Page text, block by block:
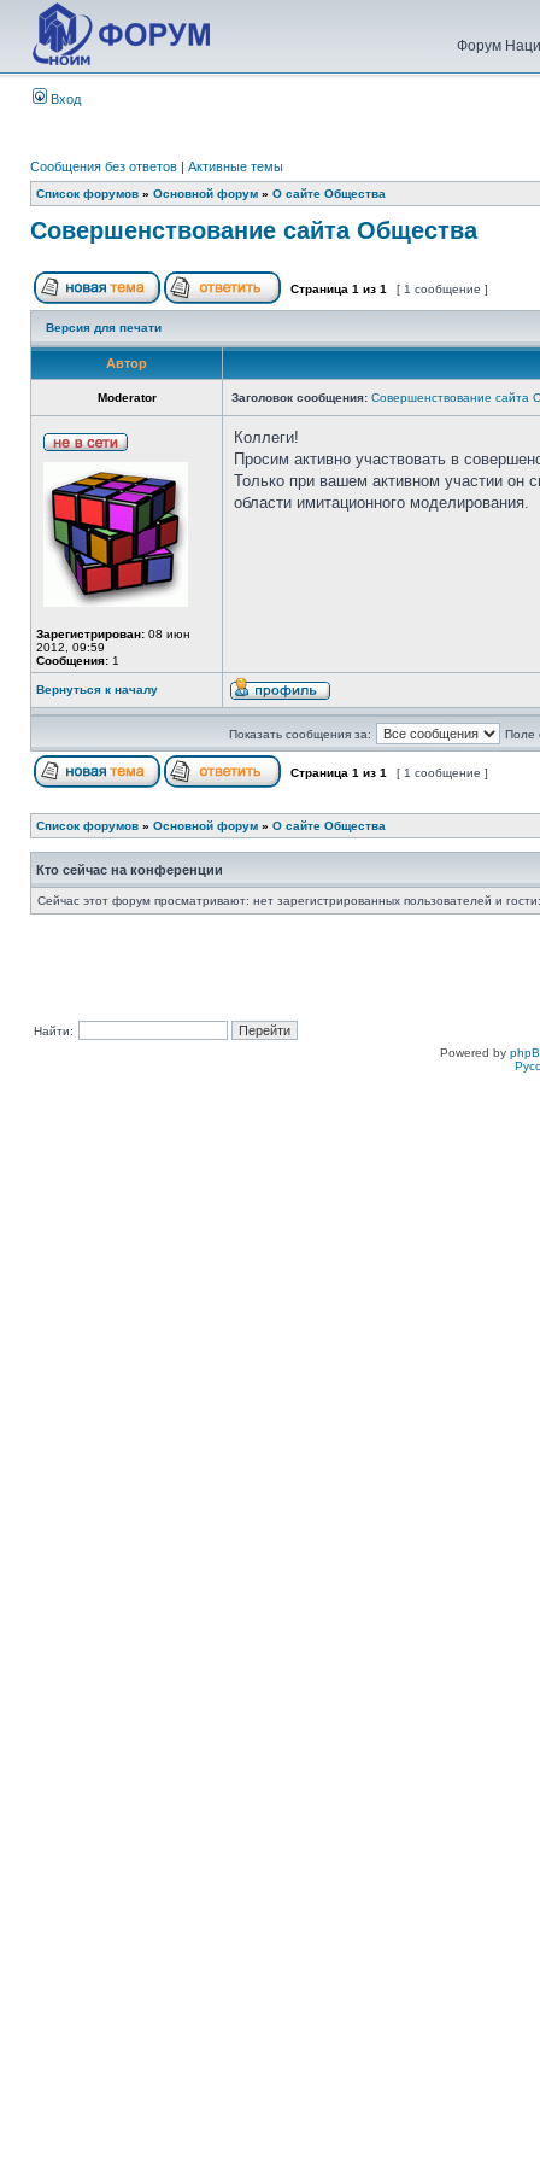
Форум
Вход
Сообщения без ответов | Активные темы
Список форумов » Основной форум » О сайте Общества
Совершенствование сайта Общества
Страница 1 из 1 [ 1 сообщение ]
Версия для печати
Автор
Moderator Заголовок сообщения: Совершенствование сайта
Зарегистрирован: 08 июн
2012, 09:59
Сообщения: 1
Коллеги!
Просим активно участвовать в
Только при вашем активном участии он
области имитационного моделирования.
Вернуться к началу
Показать сообщения за: Поле
Страница 1 из 1 [ 1 сообщение ]
Список форумов » Основной форум » О сайте Общества
Кто сейчас на конференции
Сейчас этот форум просматривают: нет зарегистрированных пользователей и
Найти:
Powered by